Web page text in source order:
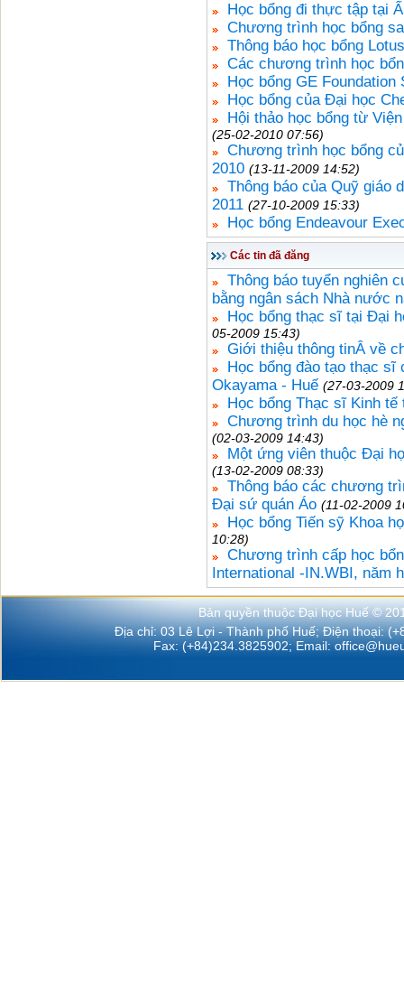
Học bổng đi thực tập tại
Chương trình học bổng
Thông báo học bổng
Các chương trình học
Học bổng GE Foundation
Học bổng của Đại học
Hội thảo học bổng từ
(25-02-2010 07:56)
Chương trình học bổng
2010 (13-11-2009 14:52)
Thông báo của Quỹ giáo
2011 (27-10-2009 15:33)
Học bổng Endeavour
Các tin đã đăng
Thông báo tuyển nghiên
bằng ngân sách Nhà nước
Học bổng thạc sĩ tại Đại
05-2009 15:43)
Giới thiệu thông tinÂ về
Học bổng đào tạo thạc
Okayama - Huế (27-03-2009
Học bổng Thạc sĩ Kinh tế
Chương trình du học hè
(02-03-2009 14:43)
Một ứng viên thuộc Đại
(13-02-2009 08:33)
Thông báo các chương
Đại sứ quán Áo (11-02-2009
Học bổng Tiến sỹ Khoa
10:28)
Chương trình cấp học
International -IN.WBI, năm
Bản quyền thuộc Đại học Huế ©
Địa chỉ: 03 Lê Lợi - Thành phố Huế; Điện thoại:
Fax: (+84)234.3825902; Email: